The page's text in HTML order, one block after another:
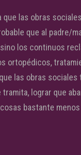
las obras
que al padre/
los continuos
ortopédicos,
las obras
lograr que
bastante